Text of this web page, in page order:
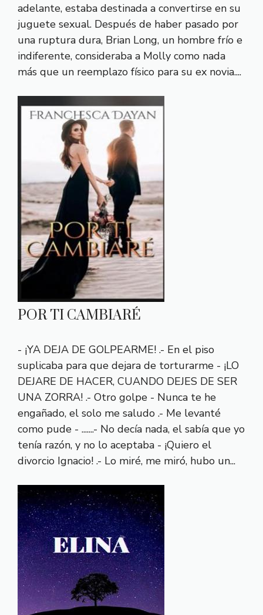
adelante, estaba destinada a convertirse en su
juguete sexual. Después de haber pasado por
una ruptura dura, Brian Long, un hombre frío e
indiferente, consideraba a Molly como nada
más que un reemplazo físico para su ex novia....
POR TI CAMBIARÉ
- ¡YA DEJA DE GOLPEARME! .- En el piso
suplicaba para que dejara de torturarme - ¡LO
DEJARE DE HACER, CUANDO DEJES DE SER
UNA ZORRA! .- Otro golpe - Nunca te he
engañado, el solo me saludo .- Me levanté
como pude - .......- No decía nada, el sabía que yo
tenía razón, y no lo aceptaba - ¡Quiero el
divorcio Ignacio! .- Lo miré, me miró, hubo un...